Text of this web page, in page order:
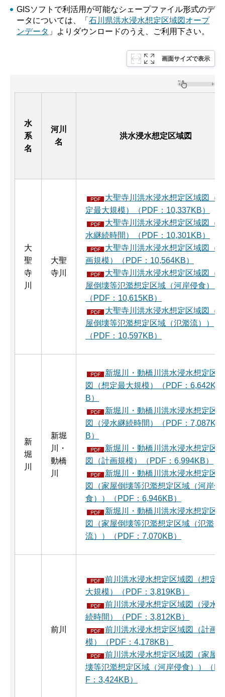
GISソフトで利活用が可能なシェープファイル形式のデ
ータについては、「 石川県洪水浸水想定区域図オープ
ンデータ 」よりダウンロードのうえ、ご利用下さい。
画面サイズで表示
水
系
名
河川
名
洪水浸水想定区域図
大
聖
寺
川
大聖
寺川
大聖寺川洪水浸水想定区域図（想
定最大規模）（PDF：10,337KB）
大聖寺川洪水浸水想定区域図（浸
水継続時間）（PDF：10,301KB）
大聖寺川洪水浸水想定区域図（計
画規模）（PDF：10,564KB）
大聖寺川洪水浸水想定区域図（家
屋倒壊等氾濫想定区域（河岸侵食））
（PDF：10,615KB）
大聖寺川洪水浸水想定区域図（家
屋倒壊等氾濫想定区域（氾濫流））
（PDF：10,597KB）
新
堀
川
新堀
川・
動橋
川
新堀川・動橋川洪水浸水想定区域
図（想定最大規模）（PDF：6,642K
B）
新堀川・動橋川洪水浸水想定区域
図（浸水継続時間）（PDF：7,087K
B）
新堀川・動橋川洪水浸水想定区域
図（計画規模）（PDF：6,994KB）
新堀川・動橋川洪水浸水想定区域
図（家屋倒壊等氾濫想定区域（河岸侵
食））（PDF：6,946KB）
新堀川・動橋川洪水浸水想定区域
図（家屋倒壊等氾濫想定区域（氾濫
流））（PDF：7,070KB）
前川
前川洪水浸水想定区域図（想定最
大規模）（PDF：3,819KB）
前川洪水浸水想定区域図（浸水継
続時間）（PDF：3,812KB）
前川洪水浸水想定区域図（計画規
模）（PDF：4,178KB）
前川洪水浸水想定区域図（家屋倒
壊等氾濫想定区域（河岸侵食））（PD
F：3,424KB）